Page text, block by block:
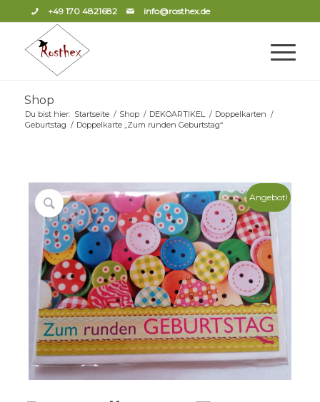
+49 170 4821682 info@rosthex.de
Shop
Du bist hier: Startseite / Shop / DEKOARTIKEL / Doppelkarten /
Geburtstag / Doppelkarte „Zum runden Geburtstag“
Angebot!